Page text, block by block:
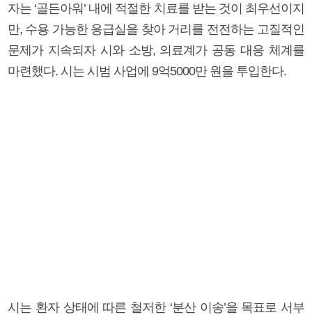
자는 ‘골든아워’ 내에 적절한 치료를 받는 것이 최우선이지
만, 수용 가능한 응급실을 찾아 거리를 전전하는 고질적인
문제가 지속되자 시와 소방, 의료계가 공동 대응 체계를
마련했다. 시는 시범 사업에 9억5000만 원을 투입한다.
시는 환자 상태에 따른 철저한 ‘분산 이송’을 목표로 서부